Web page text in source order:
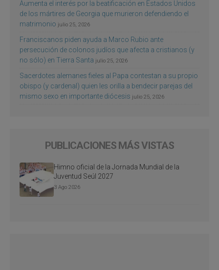
Aumenta el interés por la beatificación en Estados Unidos
de los mártires de Georgia que murieron defendiendo el
matrimonio julio 25, 2026
Franciscanos piden ayuda a Marco Rubio ante
persecución de colonos judíos que afecta a cristianos (y
no sólo) en Tierra Santa julio 25, 2026
Sacerdotes alemanes fieles al Papa contestan a su propio
obispo (y cardenal) quien les orilla a bendecir parejas del
mismo sexo en importante diócesis julio 25, 2026
PUBLICACIONES MÁS VISTAS
Himno oficial de la Jornada Mundial de la
Juventud Seúl 2027
3 Ago 2026